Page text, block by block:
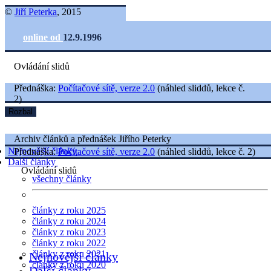
© Jiří Peterka, 2015
online od 12.9.1996
Ovládání slidů
Nejnovější články
Další články
všechny články
články z roku 2025
články z roku 2024
články z roku 2023
články z roku 2022
články z roku 2021
články z roku 2020
Přednáška: Počítačové sítě, verze 2.0 (náhled sliddů, lekce č.
2)
Rozbal
Archiv článků a přednášek Jiřího Peterky
Přednáška:Počítačové sítě, verze 2.0 (náhled sliddů, lekce č. 2)
Ovládání slidů
Nejnovější články